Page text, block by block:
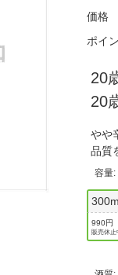
価格
ポイ
20
20
やや
品質
容量:
990円
販売休止